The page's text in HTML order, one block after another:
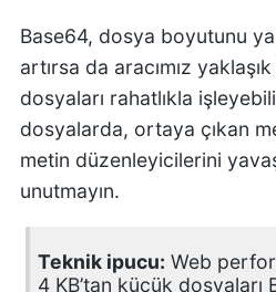
Base64, dosya boyutunu
artırsa da aracımız
dosyaları rahatlıkla
dosyalarda, ortaya çıkan
metin düzenleyicilerini
unutmayın.
Teknik ipucu: Web
4 KB’tan küçük dosyaları